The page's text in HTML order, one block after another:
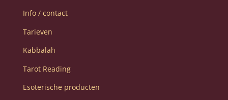
Info / contact
Tarieven
Kabbalah
Tarot Reading
Esoterische producten